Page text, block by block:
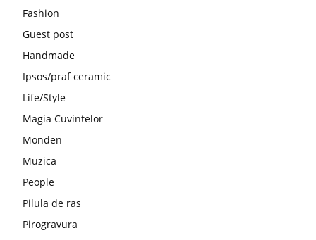
Fashion
Guest post
Handmade
Ipsos/praf ceramic
Life/Style
Magia Cuvintelor
Monden
Muzica
People
Pilula de ras
Pirogravura